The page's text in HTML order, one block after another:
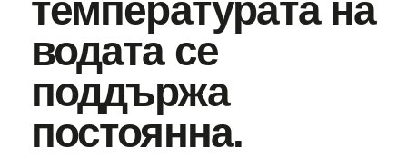
температурата на
водата се
поддържа
постоянна.